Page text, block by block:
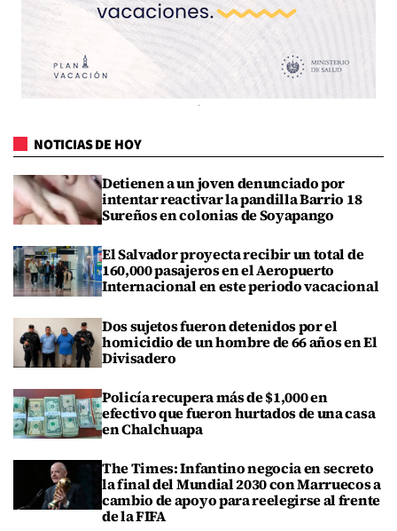
NOTICIAS DE HOY
Detienen a un joven denunciado por
intentar reactivar la pandilla Barrio 18
Sureños en colonias de Soyapango
El Salvador proyecta recibir un total de
160,000 pasajeros en el Aeropuerto
Internacional en este periodo vacacional
Dos sujetos fueron detenidos por el
homicidio de un hombre de 66 años en El
Divisadero
Policía recupera más de $1,000 en
efectivo que fueron hurtados de una casa
en Chalchuapa
The Times: Infantino negocia en secreto
la final del Mundial 2030 con Marruecos a
cambio de apoyo para reelegirse al frente
de la FIFA